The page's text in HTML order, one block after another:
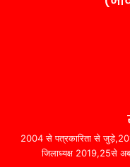
2004 से पत्रकारिता से
जिलाध्यक्ष 2019,25से